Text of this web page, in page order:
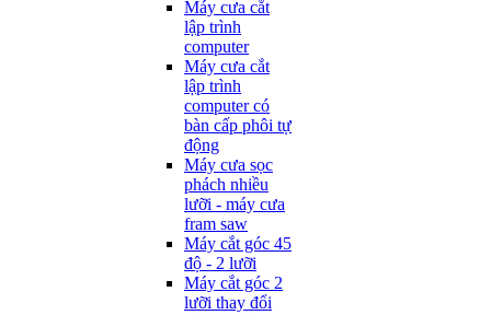
Máy cưa cắt
lập trình
computer
Máy cưa cắt
lập trình
computer có
bàn cấp phôi tự
động
Máy cưa sọc
phách nhiều
lưỡi - máy cưa
fram saw
Máy cắt góc 45
độ - 2 lưỡi
Máy cắt góc 2
lưỡi thay đổi